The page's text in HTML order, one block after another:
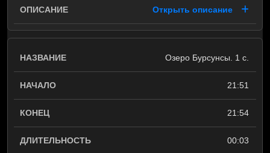
Открыть описание
Озеро Бурсунсы. 1 с.
21:51
21:54
00:03